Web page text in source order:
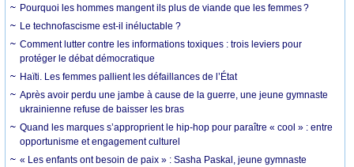
Pourquoi les hommes mangent ils plus de viande que les femmes ?
Le technofascisme est-il inéluctable ?
Comment lutter contre les informations toxiques : trois leviers pour
protéger le débat démocratique
Haïti. Les femmes pallient les défaillances de l’État
Après avoir perdu une jambe à cause de la guerre, une jeune gymnaste
ukrainienne refuse de baisser les bras
Quand les marques s’approprient le hip-hop pour paraître « cool » : entre
opportunisme et engagement culturel
« Les enfants ont besoin de paix » : Sasha Paskal, jeune gymnaste